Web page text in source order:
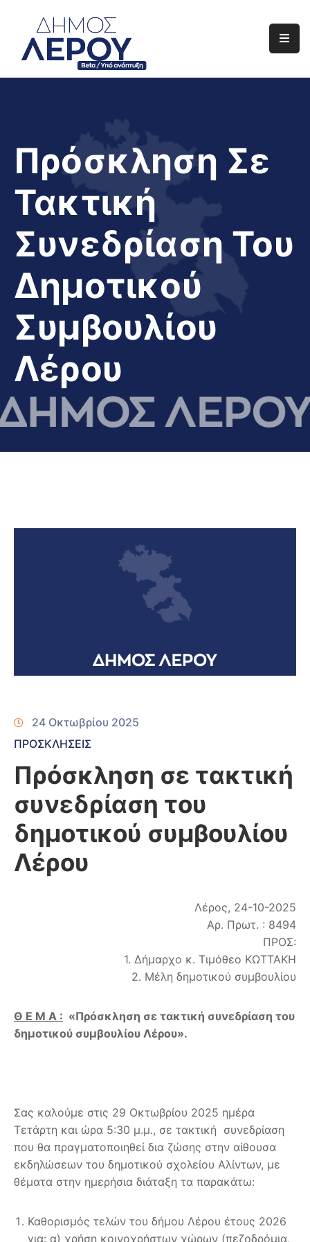
Αρχική
Διαφάνεια
Νησί
Μας
Πρόσκληση Σε
Τακτική
Συνεδρίαση Του
Δημοτικού
Συμβουλίου
Λέρου
24 Οκτωβρίου 2025
ΠΡΟΣΚΛΗΣΕΙΣ
Πρόσκληση σε τακτική
συνεδρίαση του
δημοτικού συμβουλίου
Λέρου
Λέρος, 24-10-2025
Αρ. Πρωτ. : 8494
ΠΡΟΣ:
1. Δήμαρχο κ. Τιμόθεο ΚΩΤΤΑΚΗ
2. Μέλη δημοτικού συμβουλίου
Θ Ε Μ Α : «Πρόσκληση σε τακτική συνεδρίαση του
δημοτικού συμβουλίου Λέρου».
Σας καλούμε στις 29 Οκτωβρίου 2025 ημέρα
Τετάρτη και ώρα 5:30 μ.μ., σε τακτική συνεδρίαση
που θα πραγματοποιηθεί δια ζώσης στην αίθουσα
εκδηλώσεων του δημοτικού σχολείου Αλίντων, με
θέματα στην ημερήσια διάταξη τα παρακάτω:
Καθορισμός τελών του δήμου Λέρου έτους 2026
για: α) χρήση κοινοχρήστων χώρων (πεζοδρόμια,